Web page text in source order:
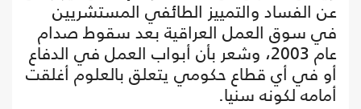
عن الفساد والتمييز الطائفي المستشريين
في سوق العمل العراقية بعد سقوط صدام
عام 2003، وشعر بأن أبواب العمل في الدفاع
أو في أي قطاع حكومي يتعلق بالعلوم أغلقت
أمامه لكونه سنيا.